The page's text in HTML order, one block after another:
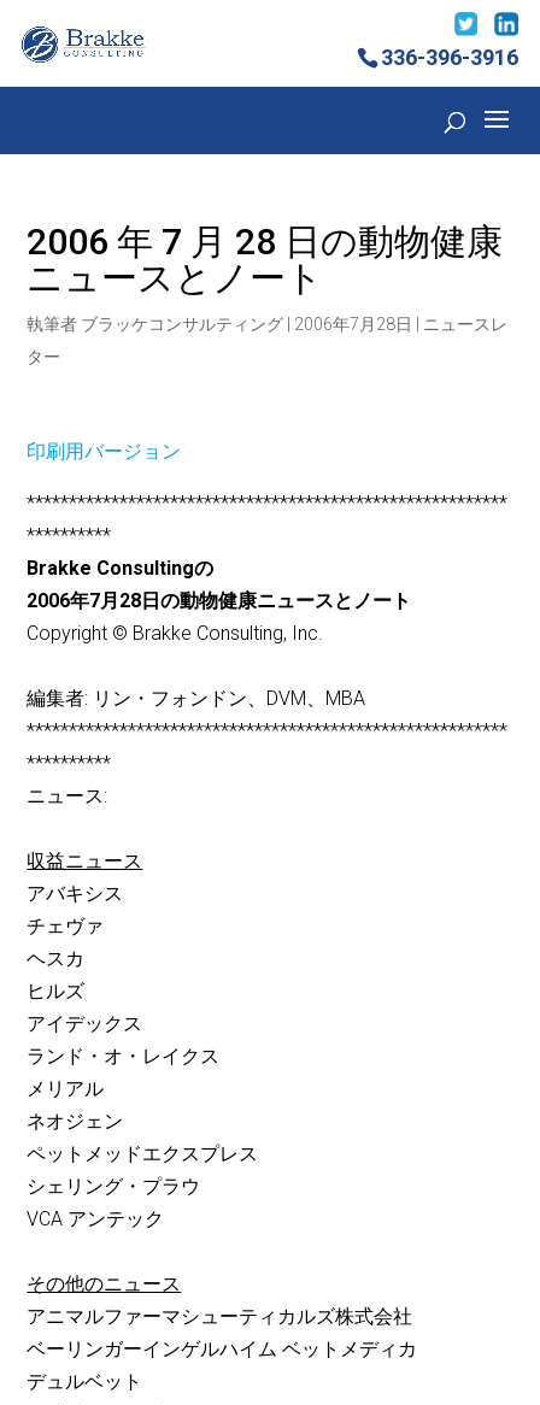
336-396-3916
2006 年 7 月 28 日の動物健康
ニュースとノート
執筆者 ブラッケコンサルティング 2006年7月28日
ニュースレ
ター
印刷用バージョン
*********************************************************
**********
Brakke Consultingの
2006年7月28日の動物健康ニュースとノート
Copyright © Brakke Consulting, Inc.
編集者: リン・フォンドン、DVM、MBA
*********************************************************
**********
ニュース:
収益ニュース
アバキシス
チェヴァ
ヘスカ
ヒルズ
アイデックス
ランド・オ・レイクス
メリアル
ネオジェン
ペットメッドエクスプレス
シェリング・プラウ
VCA アンテック
その他のニュース
アニマルファーマシューティカルズ株式会社
ベーリンガーインゲルハイム ベットメディカ
デュルベット